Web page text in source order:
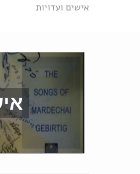
אישים ועדויות